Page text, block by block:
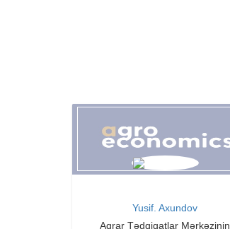
Yusif. Axundov
Aqrar Tədqiqatlar Mərkəzinin